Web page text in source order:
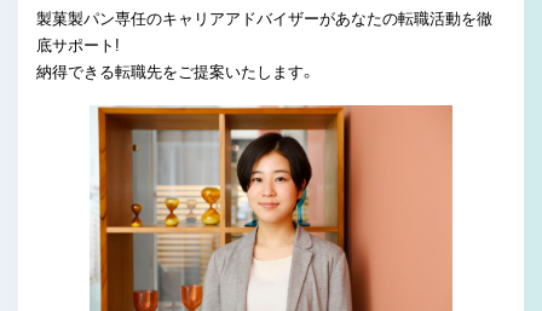
製菓製パン専任のキャリアアドバイザーがあなたの転職活動を徹
底サポート!
納得できる転職先をご提案いたします。